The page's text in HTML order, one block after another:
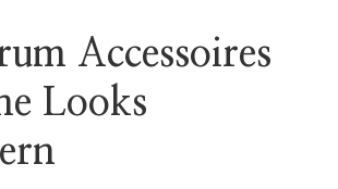
Accessoires
Looks